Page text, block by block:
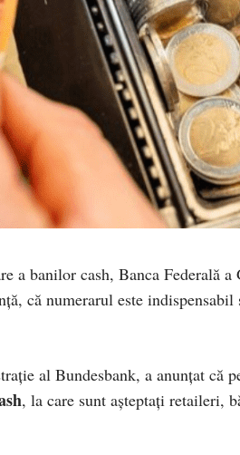
a banilor cash, Banca Federală a
că numerarul este indispensabil
al Bundesbank, a anunțat că
, la care sunt așteptați retaileri,